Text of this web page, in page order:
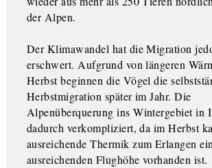
der Alpen.
Der Klimawandel hat die Migration
erschwert. Aufgrund von längeren
Herbst beginnen die Vögel die
Herbstmigration später im Jahr. Die
Alpenüberquerung ins Wintergebiet in
dadurch verkompliziert, da im Herbst
ausreichende Thermik zum Erlangen
ausreichenden Flughöhe vorhanden ist.